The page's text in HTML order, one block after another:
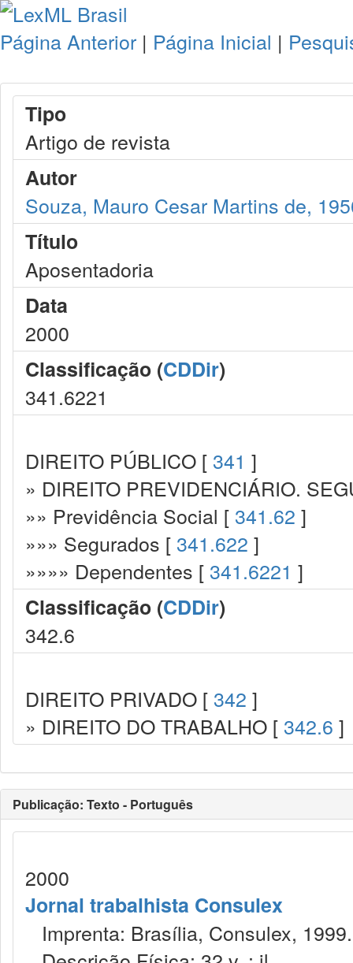
Página Anterior | Página Inicial |
Tipo
Artigo de revista
Autor
Souza, Mauro Cesar Martins de,
Título
Aposentadoria
Data
2000
Classificação (CDDir)
341.6221
DIREITO PÚBLICO [ 341 ]
» DIREITO PREVIDENCIÁRIO.
»» Previdência Social [ 341.62 ]
»»» Segurados [ 341.622 ]
»»»» Dependentes [ 341.6221 ]
Classificação (CDDir)
342.6
DIREITO PRIVADO [ 342 ]
» DIREITO DO TRABALHO [ 342.6 ]
Publicação: Texto - Português
2000
Jornal trabalhista Consulex
Imprenta: Brasília, Consulex, 1999.